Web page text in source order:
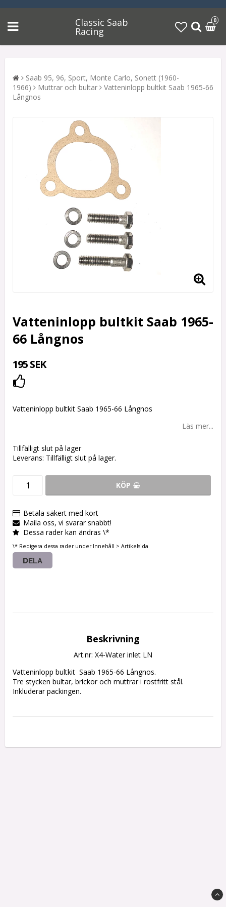
Classic Saab
Racing
0
Saab 95, 96, Sport, Monte Carlo, Sonett (1960-
1966)
Muttrar och bultar
Vatteninlopp bultkit Saab 1965-66
Långnos
Vatteninlopp bultkit Saab 1965-
66 Långnos
195 SEK
Lägg till i favoritlistan
Vatteninlopp bultkit Saab 1965-66 Långnos
Läs mer...
Tillfälligt slut på lager
Leverans: Tillfälligt slut på lager.
KÖP
Betala säkert med kort
Maila oss, vi svarar snabbt!
Dessa rader kan ändras \*
\* Redigera dessa rader under Innehåll > Artikelsida
DELA
Beskrivning
Art.nr: X4-Water inlet LN
Vatteninlopp bultkit  Saab 1965-66 Långnos.
Tre stycken bultar, brickor och muttrar i rostfritt stål.
Inkluderar packingen.